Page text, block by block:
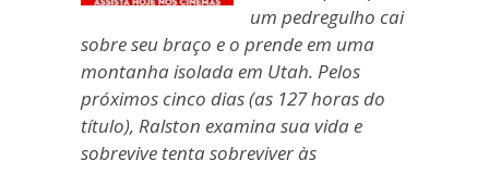
um pedregulho cai
sobre seu braço e o prende em uma
montanha isolada em Utah. Pelos
próximos cinco dias (as 127 horas do
título), Ralston examina sua vida e
sobrevive tenta sobreviver às